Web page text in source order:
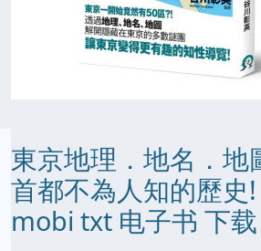
東京地理．地名．地
首都不為人知的歷
mobi txt 电子书 下